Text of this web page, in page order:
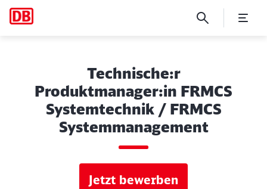
Technische:r
Produktmanager:in FRMCS
Systemtechnik / FRMCS
Systemmanagement
Jetzt bewerben